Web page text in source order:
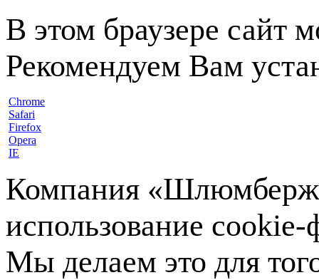
В этом браузере сайт
Рекомендуем Вам
Chrome
Safari
Firefox
Opera
IE
Компания
использование
Мы делаем это для